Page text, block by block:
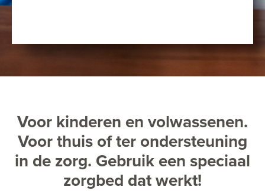
Voor kinderen en volwassenen.
Voor thuis of ter ondersteuning
in de zorg. Gebruik een speciaal
zorgbed dat werkt!